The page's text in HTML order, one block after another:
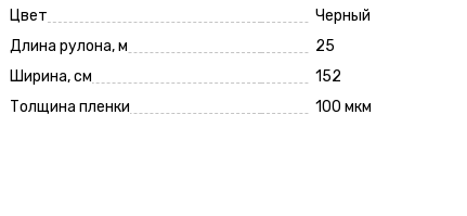
Цвет
Черный
Длина рулона, м
25
Ширина, см
152
Толщина пленки
100 мкм